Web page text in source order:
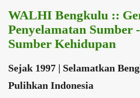
Langsung ke konten
WALHI Bengkulu ::
Penyelamatan Sumber -
Sumber Kehidupan
Sejak 1997 | Selamatkan
Pulihkan Indonesia